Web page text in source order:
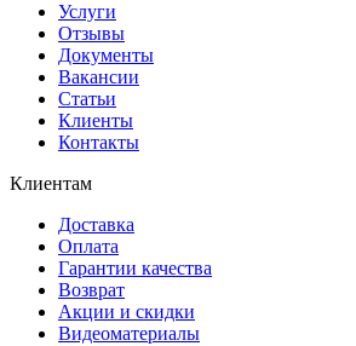
Услуги
Отзывы
Документы
Вакансии
Статьи
Клиенты
Контакты
Клиентам
Доставка
Оплата
Гарантии качества
Возврат
Акции и скидки
Видеоматериалы